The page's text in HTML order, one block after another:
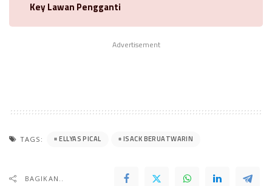
Key Lawan Pengganti
Advertisement
TAGS: ELLYAS PICAL ISACK BERUATWARIN
BAGIKAN..